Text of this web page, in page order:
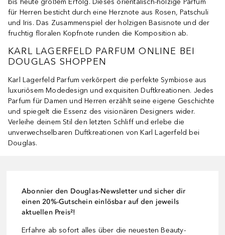
für Herren besticht durch eine Herznote aus Rosen, Patschuli
und Iris. Das Zusammenspiel der holzigen Basisnote und der
fruchtig floralen Kopfnote runden die Komposition ab.
KARL LAGERFELD PARFUM ONLINE BEI
DOUGLAS SHOPPEN
Karl Lagerfeld Parfum verkörpert die perfekte Symbiose aus
luxuriösem Modedesign und exquisiten Duftkreationen. Jedes
Parfum für Damen und Herren erzählt seine eigene Geschichte
und spiegelt die Essenz des visionären Designers wider.
Verleihe deinem Stil den letzten Schliff und erlebe die
unverwechselbaren Duftkreationen von Karl Lagerfeld bei
Douglas.
Abonnier den Douglas-Newsletter und sicher dir
einen 20%-Gutschein einlösbar auf den jeweils
aktuellen Preis²!
Erfahre ab sofort alles über die neuesten Beauty-